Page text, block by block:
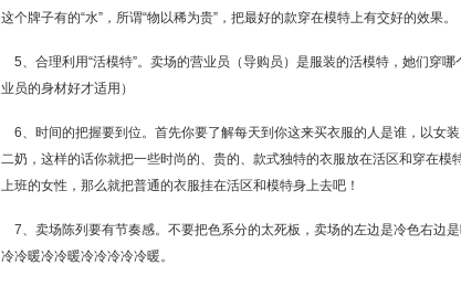
这个牌子有的“水”，所谓“物以稀为贵”，把最好的款穿在模特上有交好的效果。
5、合理利用“活模特”。卖场的营业员（导购员）是服装的活模特，她们穿
业员的身材好才适用）
6、时间的把握要到位。首先你要了解每天到你这来买衣服的人是谁，以女
二奶，这样的话你就把一些时尚的、贵的、款式独特的衣服放在活区和穿在
上班的女性，那么就把普通的衣服挂在活区和模特身上去吧！
7、卖场陈列要有节奏感。不要把色系分的太死板，卖场的左边是冷色右边
冷冷暖冷冷暖冷冷冷冷冷暖。